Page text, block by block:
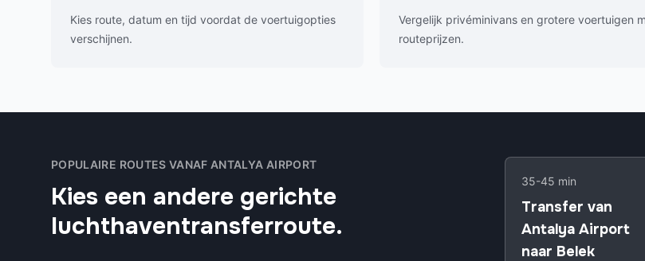
Kies route, datum en tijd voordat de voertuigopties
verschijnen.
Vergelijk privéminivans en grotere voertuigen
routeprijzen.
POPULAIRE ROUTES VANAF ANTALYA AIRPORT
Kies een andere gerichte
luchthaventransferroute.
35-45 min
Transfer van
Antalya Airport
naar Belek